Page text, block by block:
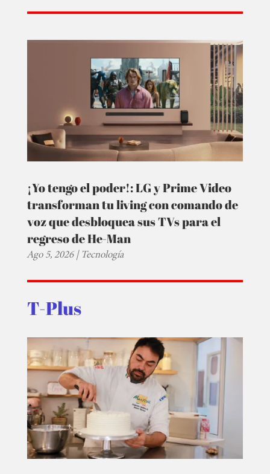
¡Yo tengo el poder!: LG y Prime Video
transforman tu living con comando de
voz que desbloquea sus TVs para el
regreso de He-Man
Ago 5, 2026|Tecnología
T-Plus